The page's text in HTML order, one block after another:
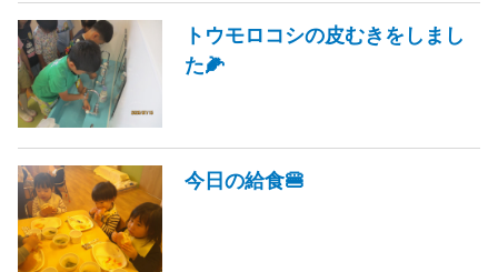
トウモロコシの皮むきをしまし
た🌽
今日の給食🍔